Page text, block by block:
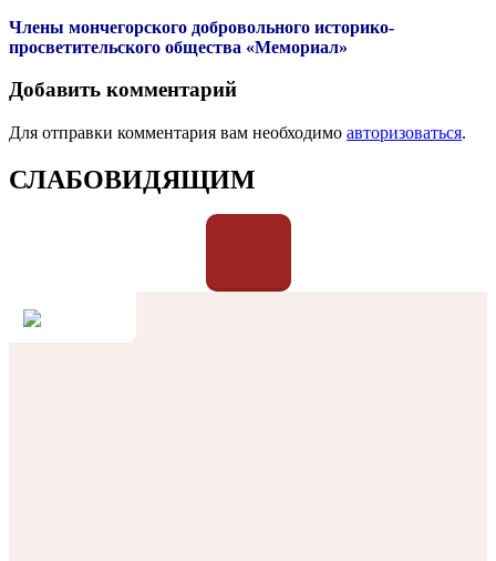
Члены мончегорского добровольного историко-
просветительского общества «Мемориал»
Добавить комментарий
Для отправки комментария вам необходимо авторизоваться.
СЛАБОВИДЯЩИМ